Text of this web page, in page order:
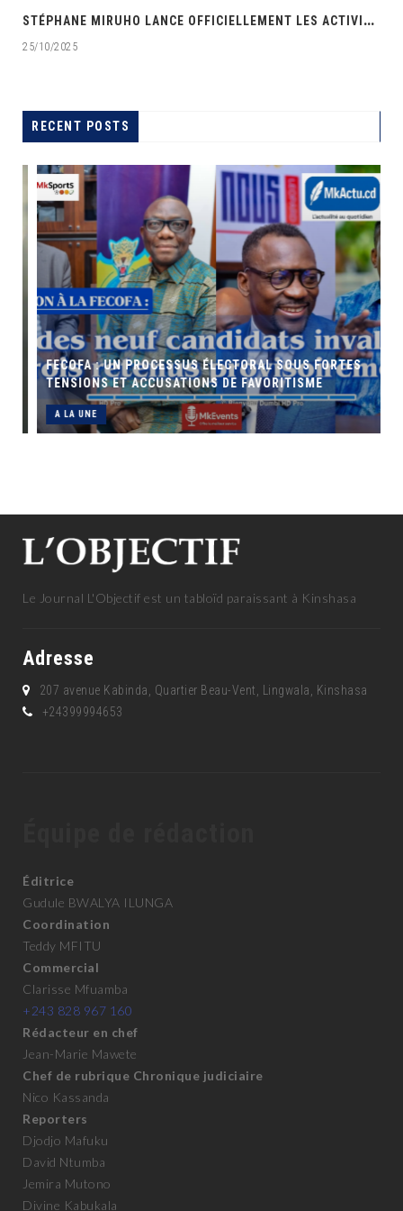
‎
STÉPHANE MIRUHO LANCE OFFICIELLEMENT LES ACTIVITÉS DE L’ÉCOLE DE SON PARTI APDEC
25/10/2025
RECENT POSTS
FECOFA : UN PROCESSUS ÉLECTORAL SOUS FORTES
TENSIONS ET ACCUSATIONS DE FAVORITISME
A LA UNE
Le Journal L'Objectif est un tabloïd paraissant à Kinshasa
Adresse
207 avenue Kabinda, Quartier Beau-Vent, Lingwala, Kinshasa
+24399994653
Éditrice
Gudule BWALYA ILUNGA
Coordination
Teddy MFITU
Commercial
Clarisse Mfuamba
+243 828 967 160
Rédacteur en chef
Jean-Marie Mawete
Chef de rubrique Chronique judiciaire
Nico Kassanda
Reporters
Djodjo Mafuku
David Ntumba
Jemira Mutono
Divine Kabukala